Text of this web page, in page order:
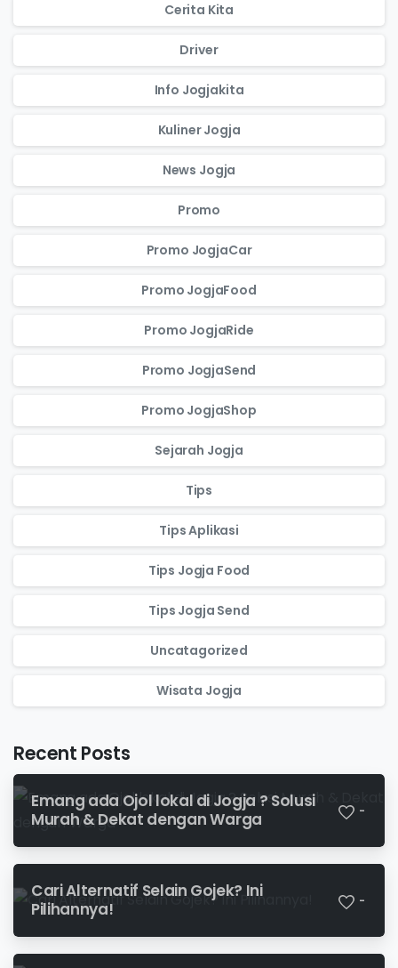
Cerita Kita
Driver
Info Jogjakita
Kuliner Jogja
News Jogja
Promo
Promo JogjaCar
Promo JogjaFood
Promo JogjaRide
Promo JogjaSend
Promo JogjaShop
Sejarah Jogja
Tips
Tips Aplikasi
Tips Jogja Food
Tips Jogja Send
Uncatagorized
Wisata Jogja
Recent Posts
Emang ada Ojol lokal di Jogja ? Solusi
Murah & Dekat dengan Warga
-
Cari Alternatif Selain Gojek? Ini
Pilihannya!
-